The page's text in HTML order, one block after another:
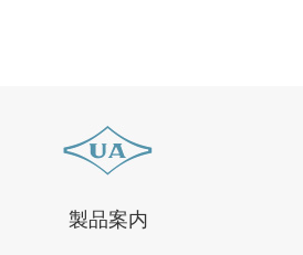
製品案内